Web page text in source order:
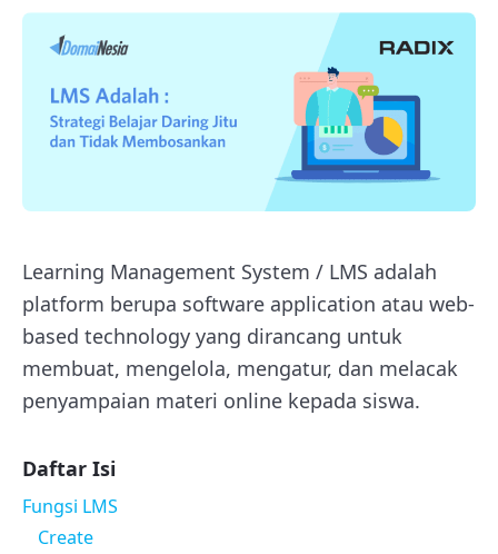
Learning Management System / LMS adalah
platform berupa software application atau web-
based technology yang dirancang untuk
membuat, mengelola, mengatur, dan melacak
penyampaian materi online kepada siswa.
Daftar Isi
Fungsi LMS
Create